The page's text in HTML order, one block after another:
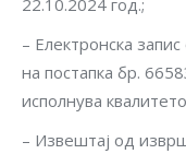
22.10.2024 год.;
– Електронска
на постапка бр.
исполнува
– Извештај од